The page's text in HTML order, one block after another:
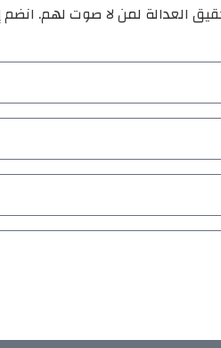
العدالة لمن لا صوت لهم.